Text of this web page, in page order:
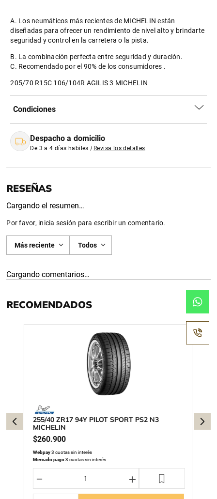
A. Los neumáticos más recientes de MICHELIN están
diseñadas para ofrecer un rendimiento de nivel alto y brindarte
seguridad y control en la carretera o la pista.
B. La combinación perfecta entre seguridad y duración.
C. Recomendado por el 90% de los consumidores .
205/70 R15C 106/104R AGILIS 3 MICHELIN
Condiciones
Despacho a domicilio
De 3 a 4 días habiles | Revisa los detalles
Cargando el resumen…
Por favor, inicia sesión para escribir un comentario.
Más reciente Todos
Cargando comentarios…
RECOMENDADOS
255/40 ZR17 94Y PILOT SPORT PS2 N3
MICHELIN
$260.900
Webpay3 cuotas sin interés
Mercado pago3 cuotas sin interés
＋
－